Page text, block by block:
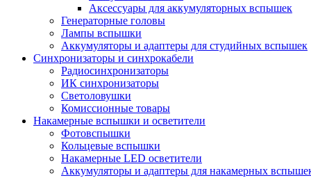
Аксессуары для аккумуляторных вспышек
Генераторные головы
Лампы вспышки
Аккумуляторы и адаптеры для студийных вспышек
Синхронизаторы и синхрокабели
Радиосинхронизаторы
ИК синхронизаторы
Светоловушки
Комиссионные товары
Накамерные вспышки и осветители
Фотовспышки
Кольцевые вспышки
Накамерные LED осветители
Аккумуляторы и адаптеры для накамерных